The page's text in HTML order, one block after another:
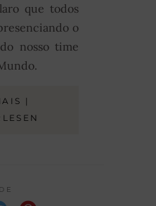
que todos
o
nosso time
|